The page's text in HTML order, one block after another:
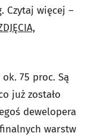
Czytaj więcej –
75 proc. Są
już zostało
dewelopera
warstw